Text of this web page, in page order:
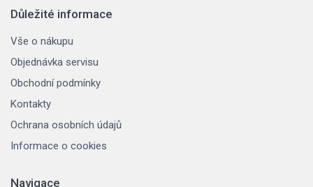
Důležité informace
Vše o nákupu
Objednávka servisu
Obchodní podmínky
Kontakty
Ochrana osobních údajů
Informace o cookies
Navigace